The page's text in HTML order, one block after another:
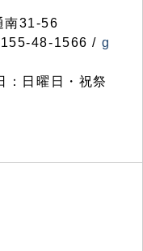
南31-56
48-1566 / g
日曜日・祝祭